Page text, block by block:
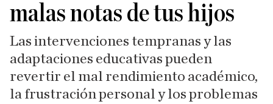
malas notas de tus hijos
Las intervenciones tempranas y las
adaptaciones educativas pueden
revertir el mal rendimiento académico,
la frustración personal y los problemas